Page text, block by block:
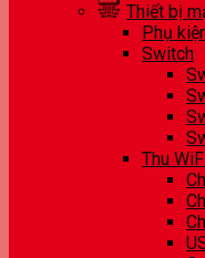
Thiết bị
Phụ
Switch
Thu